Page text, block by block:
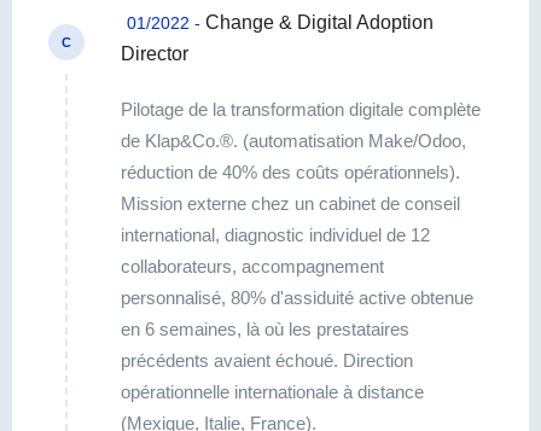
C
01/2022 - Change & Digital Adoption
Director
Pilotage de la transformation digitale complète
de Klap&Co.®. (automatisation Make/Odoo,
réduction de 40% des coûts opérationnels).
Mission externe chez un cabinet de conseil
international, diagnostic individuel de 12
collaborateurs, accompagnement
personnalisé, 80% d'assiduité active obtenue
en 6 semaines, là où les prestataires
précédents avaient échoué. Direction
opérationnelle internationale à distance
(Mexique, Italie, France).